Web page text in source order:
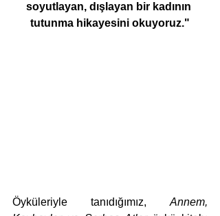
soyutlayan, dışlayan bir kadının
tutunma hikayesini okuyoruz."
Öyküleriyle tanıdığımız, Annem,